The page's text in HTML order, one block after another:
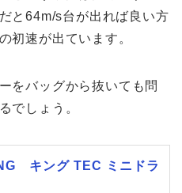
と64m/s台が出れば良い方
初速が出ています。
をバッグから抜いても問
でしょう。
キング TEC ミニドラ